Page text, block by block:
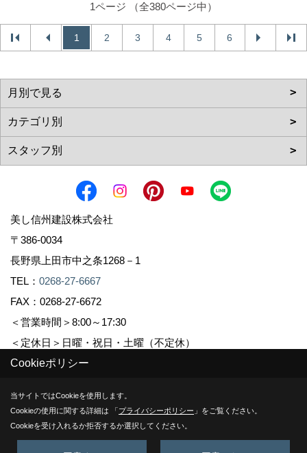
1ページ （全380ページ中）
1 2 3 4 5 6
美し信州建設株式会社
〒386-0034
長野県上田市中之条1268－1
TEL： 0268-27-6667
FAX：0268-27-6672
＜営業時間＞8:00～17:30
＜定休日＞日曜・祝日・土曜（不定休）
Copyright (c) Sinshuu. All Rights Reserved.
Produced byゴデスクリエイト
Cookieポリシー
当サイトではCookieを使用します。
Cookieの使用に関する詳細は 「プライバシーポリシー 」をご覧ください。
Cookieを受け入れるか拒否するか選択してください。